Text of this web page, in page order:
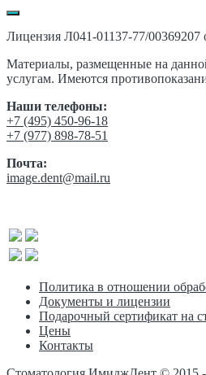
Лицензия Л041-01137-77/00369207
Материалы, размещенные на
услугам. Имеются
Наши телефоны:
‎+7 (495) 450-96-18
+7 (977) 898-78-51
Почта:
image.dent@mail.ru
Политика в отношении
Документы и лицензии
Подарочный сертификат на
Цены
Контакты